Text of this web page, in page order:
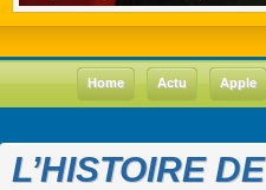
Home Actu Apple
L’HISTOIRE